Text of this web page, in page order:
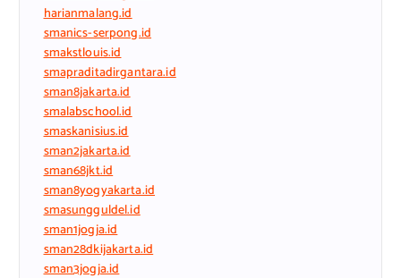
harianmalang.id
smanics-serpong.id
smakstlouis.id
smapraditadirgantara.id
sman8jakarta.id
smalabschool.id
smaskanisius.id
sman2jakarta.id
sman68jkt.id
sman8yogyakarta.id
smasungguldel.id
sman1jogja.id
sman28dkijakarta.id
sman3jogja.id